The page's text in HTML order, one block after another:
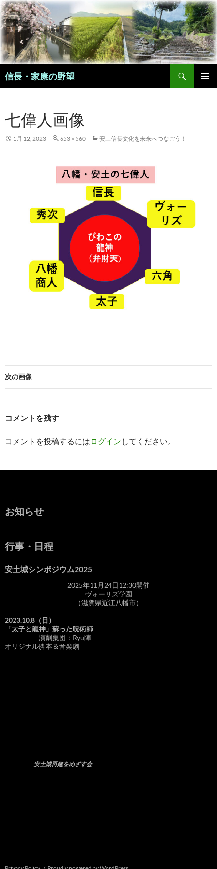
コ
ン
テ
ツ
へ
ス
キ
信長・家康の野望
索
七偉人画像
1月 12, 2023 653 × 560 安土信長文化を未来へつなごう！
次の画像
コメントを残す
コメントを投稿するには ログイン してください。
お知らせ
行事・日程
安土城シンポジウム2025
2025年11月24日12:30開催
ヴォーリズ学園
（滋賀県近江八幡市）
2023.10.8（日）
「太子と龍神」蘇った呪術師
演劇集団：Ryu陣
オリジナル脚本＆音楽劇
安土城再建をめざす会